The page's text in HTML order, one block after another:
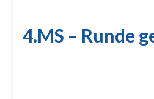
4.MS – Runde